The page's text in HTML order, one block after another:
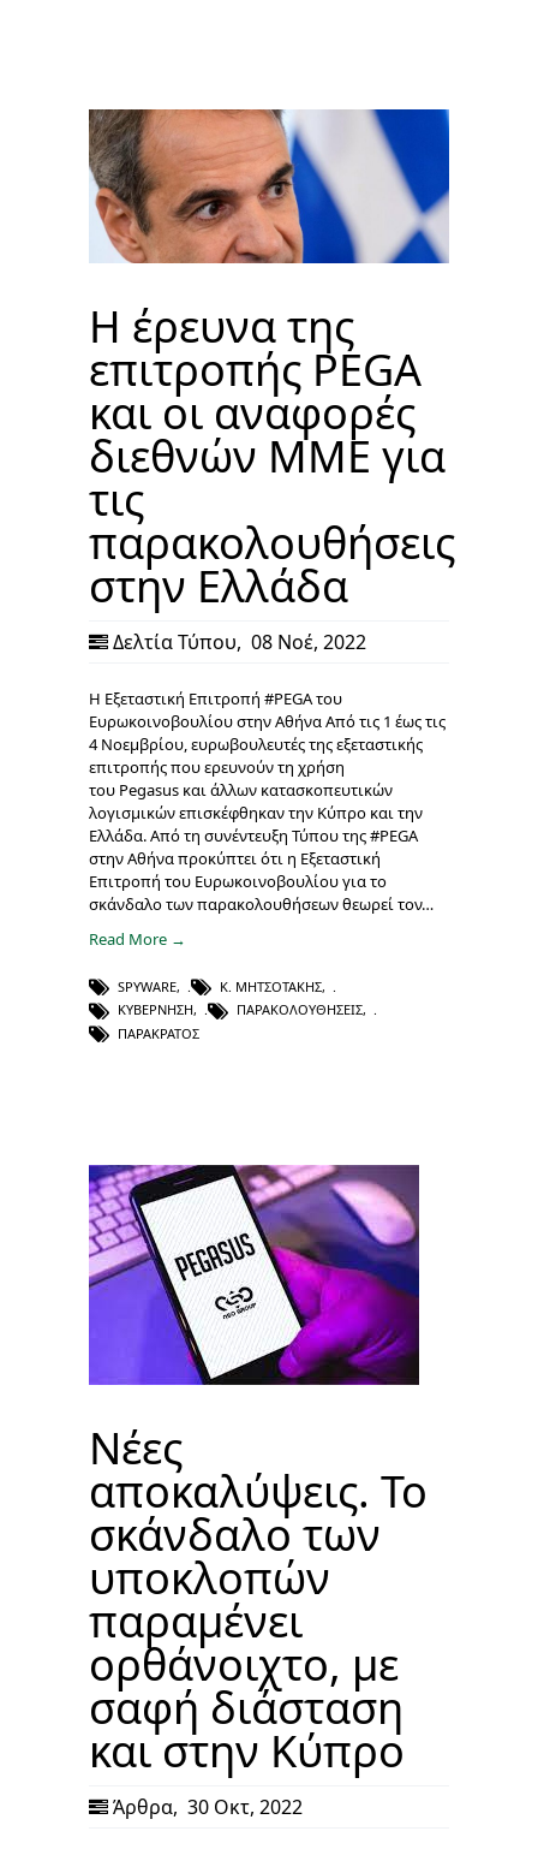
Η έρευνα της
επιτροπής PEGA
και οι αναφορές
διεθνών ΜΜΕ για
τις
παρακολουθήσεις
στην Ελλάδα
Δελτία Τύπου, 08 Νοέ, 2022
H Εξεταστική Επιτροπή #PEGA του
Ευρωκοινοβουλίου στην Αθήνα Από τις 1 έως τις
4 Νοεμβρίου, ευρωβουλευτές της εξεταστικής
επιτροπής που ερευνούν τη χρήση
του Pegasus και άλλων κατασκοπευτικών
λογισμικών επισκέφθηκαν την Κύπρο και την
Ελλάδα. Από τη συνέντευξη Τύπου της #PEGA
στην Αθήνα προκύπτει ότι η Εξεταστική
Επιτροπή του Ευρωκοινοβουλίου για το
σκάνδαλο των παρακολουθήσεων θεωρεί τον…
Read More →
SPYWARE, Κ. ΜΗΤΣΟΤΆΚΗΣ,
ΚΥΒΈΡΝΗΣΗ, ΠΑΡΑΚΟΛΟΥΘΉΣΕΙΣ,
ΠΑΡΑΚΡΆΤΟΣ
Νέες
αποκαλύψεις. Το
σκάνδαλο των
υποκλοπών
παραμένει
ορθάνοιχτο, με
σαφή διάσταση
και στην Κύπρο
Άρθρα, 30 Οκτ, 2022